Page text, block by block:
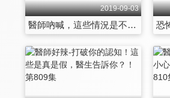
2019-09-03
醫師吶喊，這些情況是不是在整我們？！ 第803集